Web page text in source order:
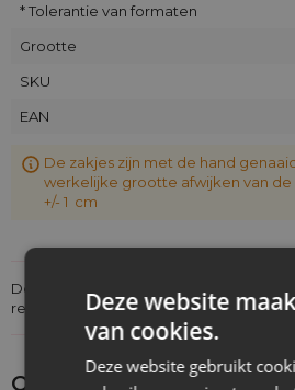
* Tolerantie van formaten
Grootte
SKU
EAN
De zakjes zijn met de hand
werkelijke grootte afwijken van
+/- 1 cm
Details over de conformiteit van het
regelgeving:
Ontdek wat je nog
Deze website
van cookies.
Deze website gebruikt